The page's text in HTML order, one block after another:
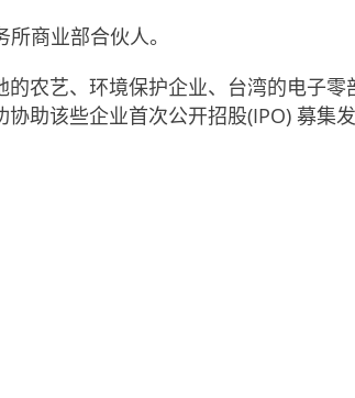
商业部合伙人。
农艺、环境保护企业、台湾的电子零
助该些企业首次公开招股(IPO) 募集发